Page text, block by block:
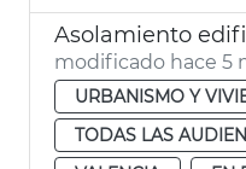
Asolamiento
modificado hace 5
URBANISMO Y
TODAS LAS